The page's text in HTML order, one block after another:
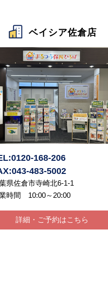
ベイシア佐倉店
168-206
483-5002
県佐倉市寺崎北6-1-1
時間 10:00～20:00
詳細・ご予約はこちら